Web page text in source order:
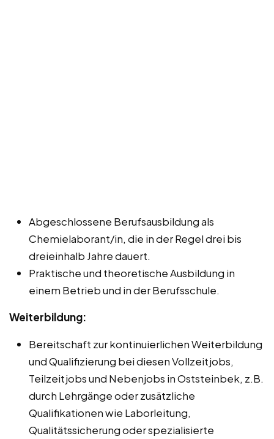
Abgeschlossene Berufsausbildung als
Chemielaborant/in, die in der Regel drei bis
dreieinhalb Jahre dauert.
Praktische und theoretische Ausbildung in
einem Betrieb und in der Berufsschule.
Weiterbildung:
Bereitschaft zur kontinuierlichen Weiterbildung
und Qualifizierung bei diesen Vollzeitjobs,
Teilzeitjobs und Nebenjobs in Oststeinbek, z.B.
durch Lehrgänge oder zusätzliche
Qualifikationen wie Laborleitung,
Qualitätssicherung oder spezialisierte